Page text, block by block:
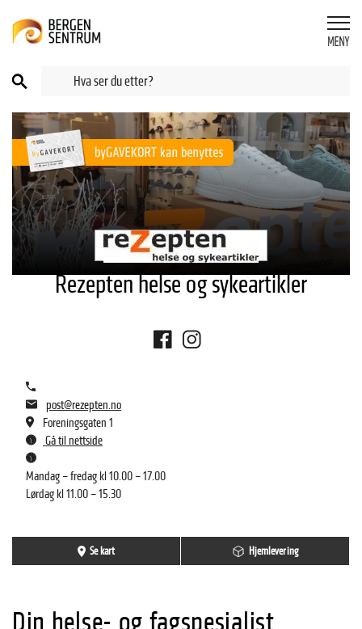
Rezepten helse og sykeartikler
post@rezepten.no
Foreningsgaten 1
Gå til nettside
Mandag – fredag kl 10.00 – 17.00
Lørdag kl 11.00 – 15.30
Se kart Hjemlevering
Din helse- og fagspesialist